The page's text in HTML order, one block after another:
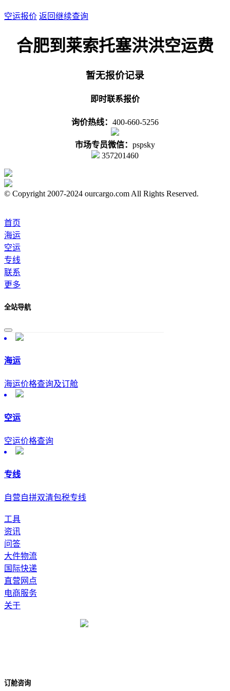
空运报价 返回继续查询
合肥到莱索托塞洪洪空运费
暂无报价记录
即时联系报价
询价热线： 400-660-5256
市场专员微信： pspsky
357201460
© Copyright 2007-2024 ourcargo.com All Rights Reserved.
首页
海运
空运
专线
联系
更多
全站导航
海运
海运价格查询及订舱
空运
空运价格查询
专线
自营自拼双清包税专线
工具
资讯
问答
大件物流
国际快递
直营网点
电商服务
关于
订舱咨询